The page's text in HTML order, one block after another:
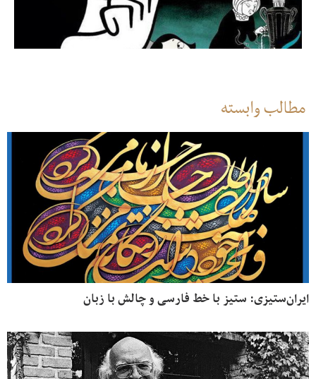
مطالب وابسته
ایران‌ستیزی: ستیز با خط فارسی و چالش با زبان